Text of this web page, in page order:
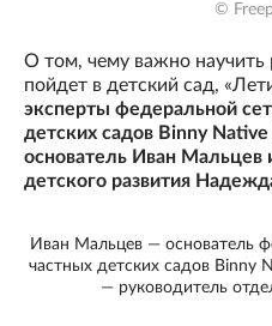
©
О том, чему важно научить
пойдет в детский сад,
эксперты федеральной
детских садов Binny Native
основатель Иван Мальцев
детского развития
Иван Мальцев — основатель
частных детских садов Binny
— руководитель